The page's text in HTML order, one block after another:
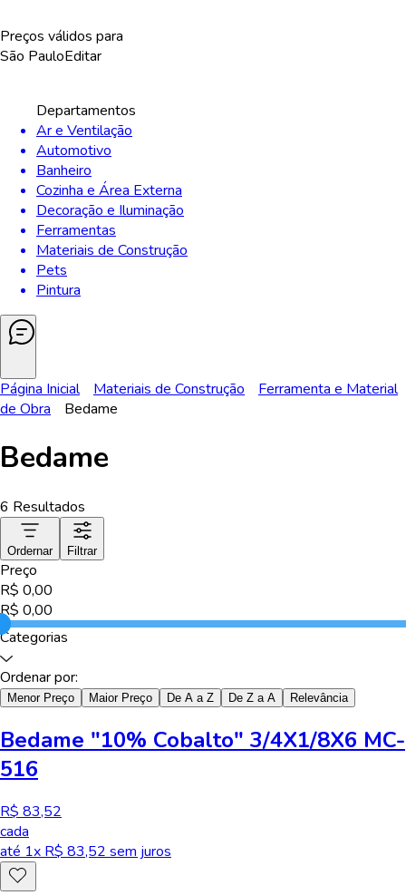
Preços válidos para
São PauloEditar
Departamentos
Ar e Ventilação
Automotivo
Banheiro
Cozinha e Área Externa
Decoração e Iluminação
Ferramentas
Materiais de Construção
Pets
Pintura
Página Inicial Materiais de Construção
Ferramenta e Material
de Obra
Bedame
Bedame
6 Resultados
Ordernar Filtrar
Preço
R$ 0,00
R$ 0,00
Categorias
Ordenar por:
Menor Preço Maior Preço De A a Z De Z a A Relevância
Bedame "10% Cobalto" 3/4X1/8X6 MC-
516
R$ 83,52
cada
até 1x R$ 83,52 sem juros